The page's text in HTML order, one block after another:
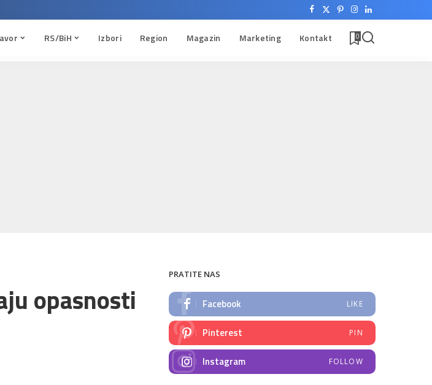
RS/BiH Izbori Region Magazin Marketing Kontakt 0
opasnosti
PRATITE NAS
Facebook LIKE
Pinterest PIN
Instagram FOLLOW